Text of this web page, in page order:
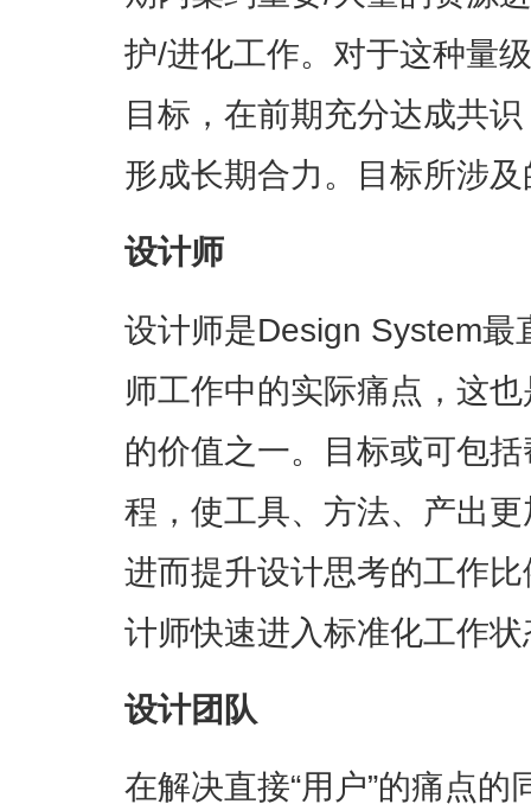
护/进化工作。对于这种量
目标，在前期充分达成共
形成长期合力。目标所涉
设计师
设计师是Design System最
师工作中的实际痛点，这
的价值之一。目标或可包
程，使工具、方法、产出
进而提升设计思考的工作
计师快速进入标准化工作
设计团队
在解决直接“用户”的痛点